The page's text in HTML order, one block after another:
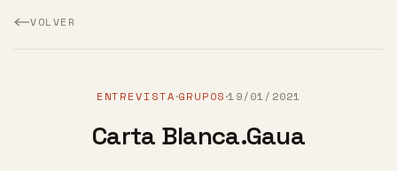
VOLVER
ENTREVISTA·GRUPOS·19/01/2021
Carta Blanca.Gaua